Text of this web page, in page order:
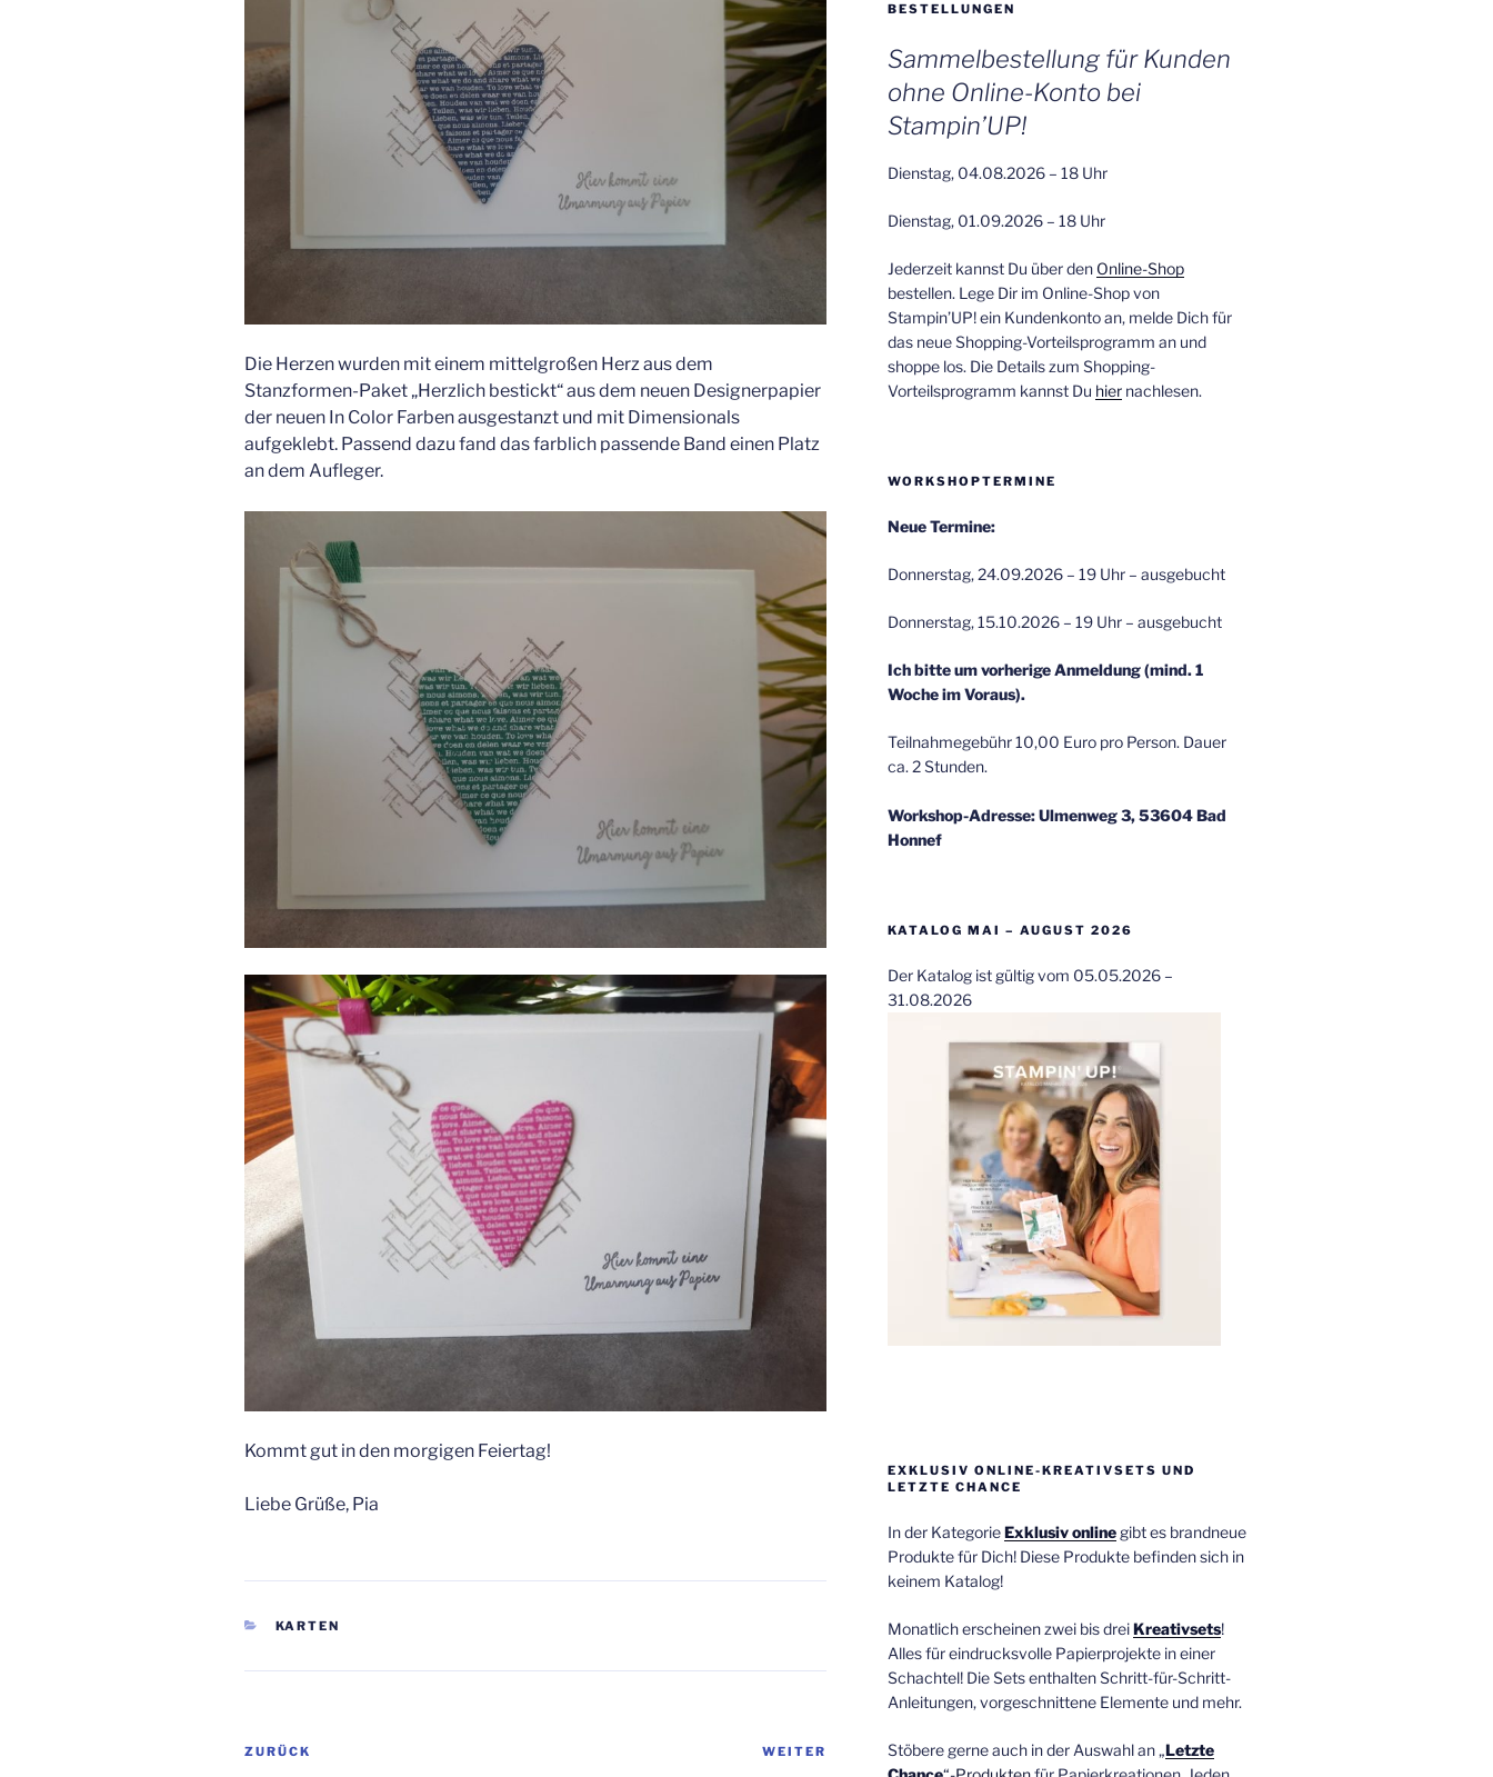
Die Herzen wurden mit einem mittelgroßen Herz aus dem
Stanzformen-Paket „Herzlich bestickt“ aus dem neuen Designerpapier
der neuen In Color Farben ausgestanzt und mit Dimensionals
aufgeklebt. Passend dazu fand das farblich passende Band einen Platz
an dem Aufleger.
Kommt gut in den morgigen Feiertag!
Liebe Grüße, Pia
KATEGORIEN
KARTEN
Beitragsnavigation
Vorheriger
ZURÜCK
Nächster
WEITER
BESTELLUNGEN
Sammelbestellung für Kunden
ohne Online-Konto bei
Stampin’UP!
Dienstag, 04.08.2026 – 18 Uhr
Dienstag, 01.09.2026 – 18 Uhr
Jederzeit kannst Du über den Online-Shop
bestellen. Lege Dir im Online-Shop von
Stampin’UP! ein Kundenkonto an, melde Dich für
das neue Shopping-Vorteilsprogramm an und
shoppe los. Die Details zum Shopping-
Vorteilsprogramm kannst Du hiernachlesen.
WORKSHOPTERMINE
Neue Termine:
Donnerstag, 24.09.2026 – 19 Uhr – ausgebucht
Donnerstag, 15.10.2026 – 19 Uhr – ausgebucht
Ich bitte um vorherige Anmeldung (mind. 1
Woche im Voraus).
Teilnahmegebühr 10,00 Euro pro Person. Dauer
ca. 2 Stunden.
Workshop-Adresse: Ulmenweg 3, 53604 Bad
Honnef
KATALOG MAI – AUGUST 2026
Der Katalog ist gültig vom 05.05.2026 –
31.08.2026
EXKLUSIV ONLINE-KREATIVSETS UND
LETZTE CHANCE
In der KategorieExklusiv onlinegibt es brandneue
Produkte für Dich! Diese Produkte befinden sich in
keinem Katalog!
Monatlich erscheinen zwei bis drei Kreativsets!
Alles für eindrucksvolle Papierprojekte in einer
Schachtel! Die Sets enthalten Schritt-für-Schritt-
Anleitungen, vorgeschnittene Elemente und mehr.
Stöbere gerne auch in der Auswahl an „Letzte